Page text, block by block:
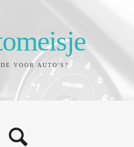
VOOR AUTO'S?